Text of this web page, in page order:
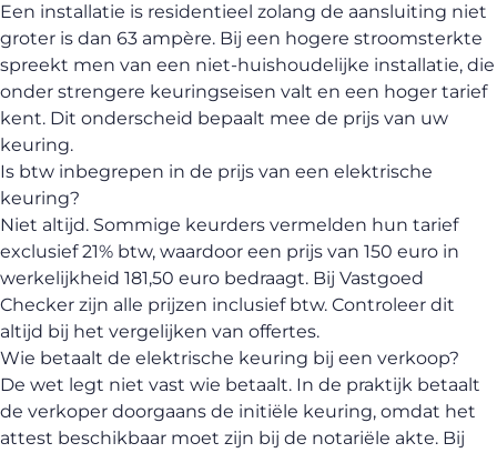
Een installatie is residentieel zolang de aansluiting niet
groter is dan 63 ampère. Bij een hogere stroomsterkte
spreekt men van een niet-huishoudelijke installatie, die
onder strengere keuringseisen valt en een hoger tarief
kent. Dit onderscheid bepaalt mee de prijs van uw
keuring.
Is btw inbegrepen in de prijs van een elektrische
keuring?
Niet altijd. Sommige keurders vermelden hun tarief
exclusief 21% btw, waardoor een prijs van 150 euro in
werkelijkheid 181,50 euro bedraagt. Bij Vastgoed
Checker zijn alle prijzen inclusief btw. Controleer dit
altijd bij het vergelijken van offertes.
Wie betaalt de elektrische keuring bij een verkoop?
De wet legt niet vast wie betaalt. In de praktijk betaalt
de verkoper doorgaans de initiële keuring, omdat het
attest beschikbaar moet zijn bij de notariële akte. Bij